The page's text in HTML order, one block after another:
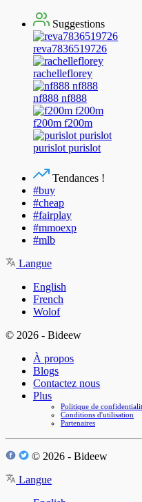
Suggestions
reva7836519726
rachelleflorey
nf888 nf888
f200m f200m
purislot purislot
Tendances !
#buy
#cheap
#fairplay
#mmoexp
#mlb
Langue
English
French
Wolof
© 2026 - Bideew
À propos
Blogs
Contactez nous
Plus
Politique de
Conditions d'utilisation
Partenaires
© 2026 - Bideew
Langue